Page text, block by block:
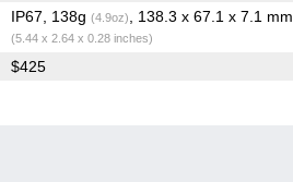
IP67, 138g (4.9oz) , 138.3 x 67.1 x 7.1 mm
(5.44 x 2.64 x 0.28 inches)
$425